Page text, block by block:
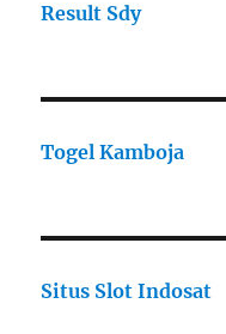
Result Sdy
Togel Kamboja
Situs Slot Indosat